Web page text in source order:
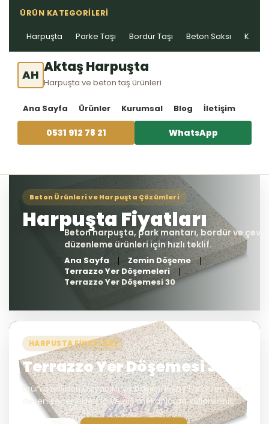
ÜRÜN KATEGORILERI
Harpuşta Parke Taşı Bordür Taşı Beton Saksı Kablo
AH Aktaş Harpuşta
Harpuşta ve beton taş ürünleri
Ana Sayfa Ürünler Kurumsal Blog İletişim
0531 912 78 21 WhatsApp
Ana Sayfa
Zemin Döşeme
Terrazzo Yer Döşemeleri
Terrazzo Yer Döşemesi 30
HARPUSTA FIYATLARI
Terrazzo Yer Döşemesi 30
Ürün özellikleri Dayanıklı ve bakımı kolay Farklı renk ve
desen seçenekleri İç ve dış mekanlarda kullanılabilir